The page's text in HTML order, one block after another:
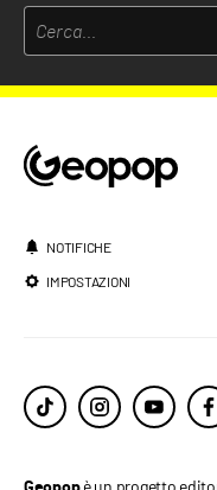
NOTIFICHE
IMPOSTAZIONI
è un progetto